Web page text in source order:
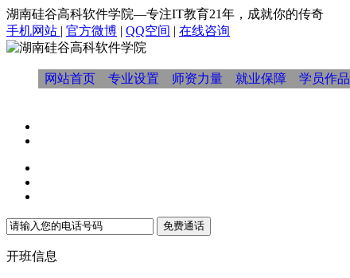
湖南硅谷高科软件学院—专注IT教育21年，成就你的传奇
手机网站 | 官方微博 | QQ空间 | 在线咨询
网站首页 专业设置 师资力量 就业保障 学员作品
免费通话
开班信息